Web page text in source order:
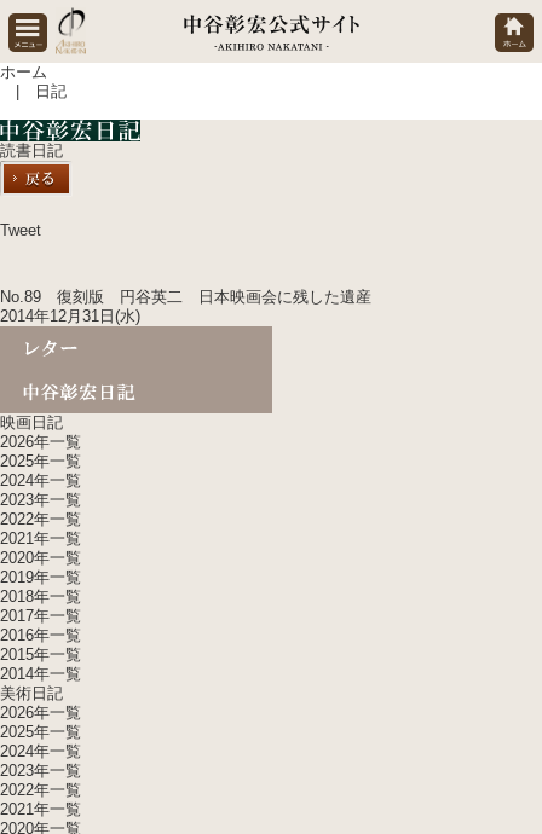
ホーム
| 日記
読書日記
Tweet
No.89 復刻版 円谷英二 日本映画会に残した遺産
2014年12月31日(水)
映画日記
2026年一覧
2025年一覧
2024年一覧
2023年一覧
2022年一覧
2021年一覧
2020年一覧
2019年一覧
2018年一覧
2017年一覧
2016年一覧
2015年一覧
2014年一覧
美術日記
2026年一覧
2025年一覧
2024年一覧
2023年一覧
2022年一覧
2021年一覧
2020年一覧